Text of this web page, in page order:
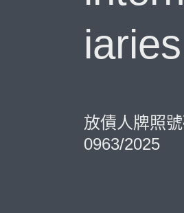
放債人牌照號
0963/2025